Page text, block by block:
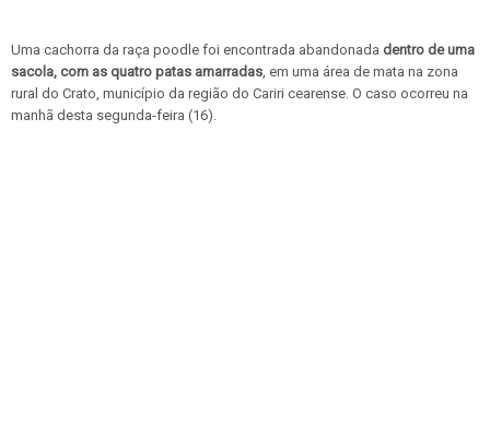
Uma cachorra da raça poodle foi encontrada abandonada dentro de uma
sacola, com as quatro patas amarradas , em uma área de mata na zona
rural do Crato, município da região do Cariri cearense. O caso ocorreu na
manhã desta segunda-feira (16).